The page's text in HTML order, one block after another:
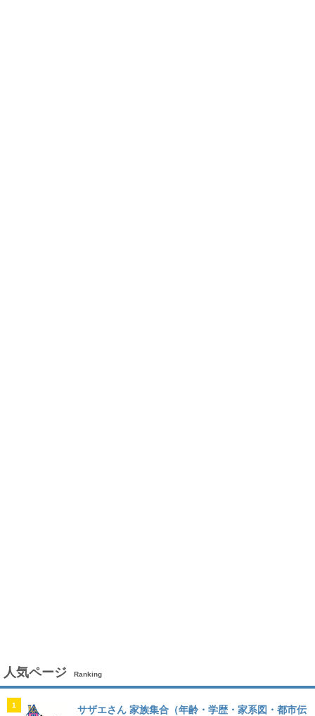
人気ページ Ranking
1
サザエさん 家族集合（年齢・学歴・家系図・都市伝